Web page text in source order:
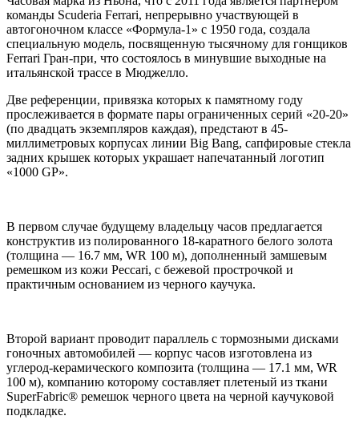
команды Scuderia Ferrari, непрерывно участвующей в
автогоночном классе «Формула-1» с 1950 года, создала
специальную модель, посвященную тысячному для гонщиков
Ferrari Гран-при, что состоялось в минувшие выходные на
итальянской трассе в Мюджелло.
Две референции, привязка которых к памятному году
прослеживается в формате пары ограниченных серий «20-20»
(по двадцать экземпляров каждая), предстают в 45-
миллиметровых корпусах линии Big Bang, сапфировые стекла
задних крышек которых украшает напечатанный логотип
«1000 GP».
В первом случае будущему владельцу часов предлагается
конструктив из полированного 18-каратного белого золота
(толщина — 16.7 мм, WR 100 м), дополненный замшевым
ремешком из кожи Peccari, с бежевой прострочкой и
практичным основанием из черного каучука.
Второй вариант проводит параллель с тормозными дисками
гоночных автомобилей — корпус часов изготовлена из
углерод-керамического композита (толщина — 17.1 мм, WR
100 м), компанию которому составляет плетеный из ткани
SuperFabric® ремешок черного цвета на черной каучуковой
подкладке.